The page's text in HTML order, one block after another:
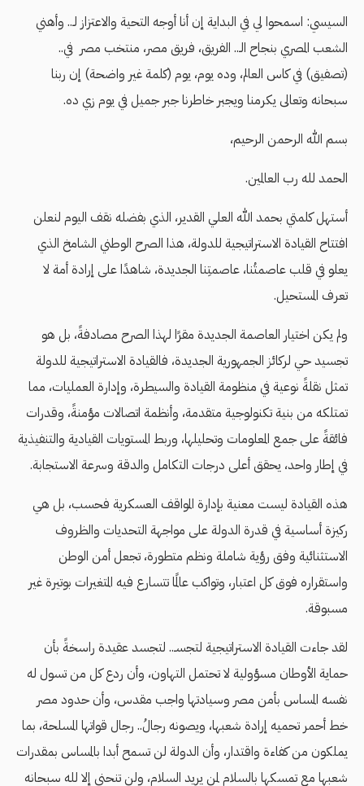
السيسي: اسمحوا لي في البداية إن أنا أوجه التحية والاعتزاز لـ.. وأهني
الشعب المصري بنجاح الـ.. الفريق، فريق مصر، منتخب مصر في..
(تصفيق) في كاس العالم، وده يوم، يوم (كلمة غير واضحة) إن ربنا
سبحانه وتعالى يكرمنا ويجبر خاطرنا جبر جميل في يوم زي ده.
بسم الله الرحمن الرحيم،
الحمد لله رب العالمين.
أستهل كلمتي بحمد الله العلي القدير، الذي بفضله نقف اليوم لنعلن
افتتاح القيادة الاستراتيجية للدولة، هذا الصرح الوطني الشامخ الذي
يعلو في قلب عاصمتُنا، عاصمتِنا الجديدة، شاهدًا على إرادة أمة لا
تعرف المستحيل.
ولم يكن اختيار العاصمة الجديدة مقرًا لهذا الصرح مصادفةً، بل هو
تجسيد حي لركائز الجمهورية الجديدة، فالقيادة الاستراتيجية للدولة
تمثل نقلةً نوعية في منظومة القيادة والسيطرة، وإدارة العمليات، مما
تمتلكه من بنية تكنولوجية متقدمة، وأنظمة اتصالات مؤمنةً، وقدرات
فائقةً على جمع المعلومات وتحليلها، وربط المستويات القيادية والتنفيذية
في إطار واحد، يحقق أعلى درجات التكامل والدقة وسرعة الاستجابة.
هذه القيادة ليست معنية بإدارة المواقف العسكرية فحسب، بل هي
ركيزة أساسية في قدرة الدولة على مواجهة التحديات والظروف
الاستثنائية وفق رؤية شاملة ونظم متطورة، تجعل أمن الوطن
واستقراره فوق كل اعتبار، وتواكب عالمًا تتسارع فيه المتغيرات بوتيرة غير
مسبوقة.
لقد جاءت القيادة الاستراتيجية لتجسـ.. لتجسد عقيدة راسخةً بأن
حماية الأوطان مسؤولية لا تحتمل التهاون، وأن ردع كل من تسول له
نفسه المساس بأمن مصر وسيادتها واجب مقدس، وأن حدود مصر
خط أحمر تحميه إرادة شعبها، ويصونه رجالُ.. رجال قواتها المسلحة، بما
يملكون من كفاءة واقتدار، وأن الدولة لن تسمح أبدا بالمساس بمقدرات
شعبها مع تمسكها بالسلام لمن يريد السلام، ولن تنحني إلا لله سبحانه